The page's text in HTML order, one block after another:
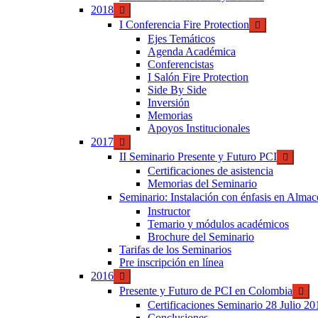
2018
I Conferencia Fire Protection
Ejes Temáticos
Agenda Académica
Conferencistas
I Salón Fire Protection
Side By Side
Inversión
Memorias
Apoyos Institucionales
2017
II Seminario Presente y Futuro PCI
Certificaciones de asistencia
Memorias del Seminario
Seminario: Instalación con énfasis en
Instructor
Temario y módulos académicos
Brochure del Seminario
Tarifas de los Seminarios
Pre inscripción en línea
2016
Presente y Futuro de PCI en Colombia
Certificaciones Seminario 28 Julio